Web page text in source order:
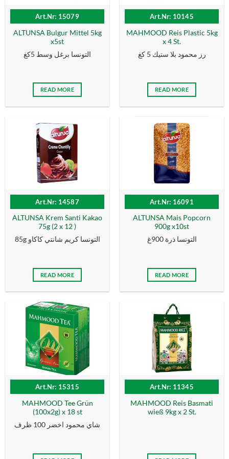
Art.Nr: 15079
ALTUNSA Bulgur Mittel 5kg
x5st
التونسا برغل وسط 5كغ
READ MORE
Art.Nr: 10145
MAHMOOD Reis Plastic 5kg
x 4 St.
رز محمود بلا ستيك 5 كغ
READ MORE
Art.Nr: 14587
ALTUNSA Krem Santi Kakao
75g (2 x 12 )
85g التونسا كریم شانتي كاكاو
READ MORE
Art.Nr: 16091
ALTUNSA Mais Popcorn
900g x10st
التونسا ذرة 900غ
READ MORE
Art.Nr: 15315
MAHMOOD Tee Grün
(100x2g) x 18 st
شاي محمود اخضر 100 ظرف
Art.Nr: 11345
MAHMOOD Reis Basmati
wieß 9kg x 2 St.